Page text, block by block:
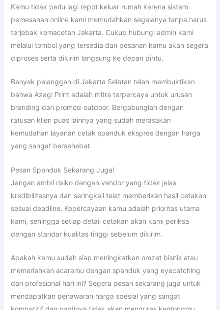
Kamu tidak perlu lagi repot keluar rumah karena sistem
pemesanan online kami memudahkan segalanya tanpa harus
terjebak kemacetan Jakarta. Cukup hubungi admin kami
melalui tombol yang tersedia dan pesanan kamu akan segera
diproses serta dikirim langsung ke depan pintu.
Banyak pelanggan di Jakarta Selatan telah membuktikan
bahwa Azagi Print adalah mitra terpercaya untuk urusan
branding dan promosi outdoor. Bergabunglah dengan
ratusan klien puas lainnya yang sudah merasakan
kemudahan layanan cetak spanduk ekspres dengan harga
yang sangat bersahabat.
Pesan Spanduk Sekarang Juga!
Jangan ambil risiko dengan vendor yang tidak jelas
kredibilitasnya dan seringkali telat memberikan hasil cetakan
sesuai deadline. Kepercayaan kamu adalah prioritas utama
kami, sehingga setiap detail cetakan akan kami periksa
dengan standar kualitas tinggi sebelum dikirim.
Apakah kamu sudah siap meningkatkan omzet bisnis atau
memeriahkan acaramu dengan spanduk yang eyecatching
dan profesional hari ini? Segera pesan sekarang juga untuk
mendapatkan penawaran harga spesial yang sangat